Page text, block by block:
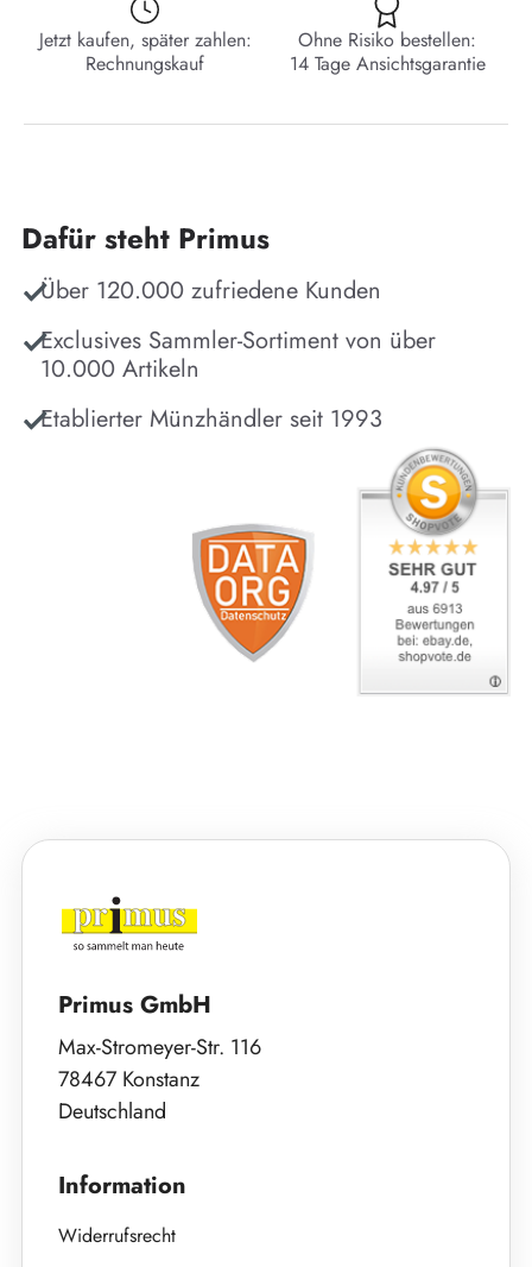
Jetzt kaufen, später zahlen:
Rechnungskauf
Ohne Risiko bestellen:
14 Tage Ansichtsgarantie
Dafür steht Primus
Über 120.000 zufriedene Kunden
Exclusives Sammler-Sortiment von über
10.000 Artikeln
Etablierter Münzhändler seit 1993
Primus GmbH
Max-Stromeyer-Str. 116
78467 Konstanz
Deutschland
Information
Widerrufsrecht